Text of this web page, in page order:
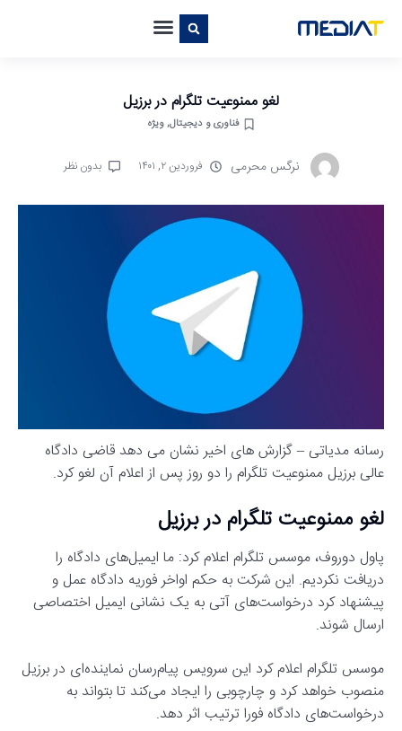
لغو ممنوعیت تلگرام در برزیل
فناوری و دیجیتال,ویژه
نرگس محرمی فروردین ۲, ۱۴۰۱ بدون نظر
رسانه مدیاتی – گزارش های اخیر نشان می دهد قاضی دادگاه
عالی برزیل ممنوعیت تلگرام را دو روز پس از اعلام آن لغو کرد.
لغو ممنوعیت تلگرام در برزیل
پاول دوروف، موسس تلگرام اعلام کرد: ما ایمیل‌های دادگاه را
دریافت نکردیم. این شرکت به حکم اواخر فوریه دادگاه عمل و
پیشنهاد کرد درخواست‌های آتی به یک نشانی ایمیل اختصاصی
ارسال شوند.
موسس تلگرام اعلام کرد این سرویس پیام‌رسان نماینده‌ای در برزیل
منصوب خواهد کرد و چارچوبی را ایجاد می‌کند تا بتواند به
درخواست‌های دادگاه فورا ترتیب اثر دهد.